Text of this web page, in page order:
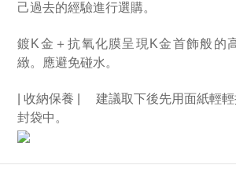
己過去的經驗進行選購。
鍍K金＋抗氧化膜呈現K金首飾般的
緻。應避免碰水。
| 收納保養 | 　建議取下後先用面紙輕
封袋中。